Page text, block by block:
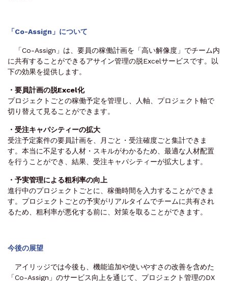
「Co-Assign」について
「Co-Assign」は、要員の稼働計画を「高い解像度」でチーム内
に共有することができるアサイン管理の脱Excelサービスです。以
下の効果を提供します。
・要員計画の脱Excel化
プロジェクトごとの稼働予定を管理し、人軸、プロジェクト軸で
切り替えて見ることができます。
・受注キャパシティーの拡大
受注予定案件の要員計画を、月ごと・受注確度ごと集計できま
す。本当に不足する人材・スキルがわかるため、最適な人材配置
を行うことができ、結果、受注キャパシティーが拡大します。
・予実管理による粗利率の向上
進行中のプロジェクトごとに、稼働時間を入力することができま
す。プロジェクトごとの予実がリアルタイムでチームに共有され
るため、粗利率が悪化する前に、対策を取ることができます。
今後の展望
アイリッジでは今後も、機能追加や使いやすさの改善を含めた
「Co-Assign」のサービス向上を通じて、プロジェクト管理のDX